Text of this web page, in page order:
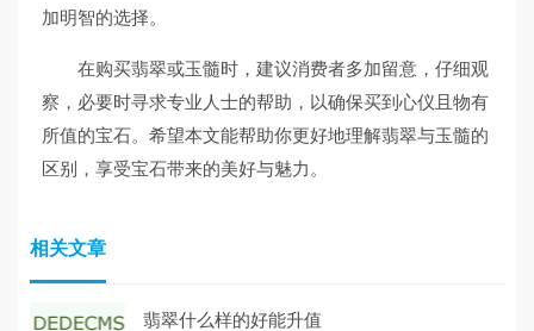
加明智的选择。
在购买翡翠或玉髓时，建议消费者多加留意，仔细观
察，必要时寻求专业人士的帮助，以确保买到心仪且物有
所值的宝石。希望本文能帮助你更好地理解翡翠与玉髓的
区别，享受宝石带来的美好与魅力。
相关文章
翡翠什么样的好能升值